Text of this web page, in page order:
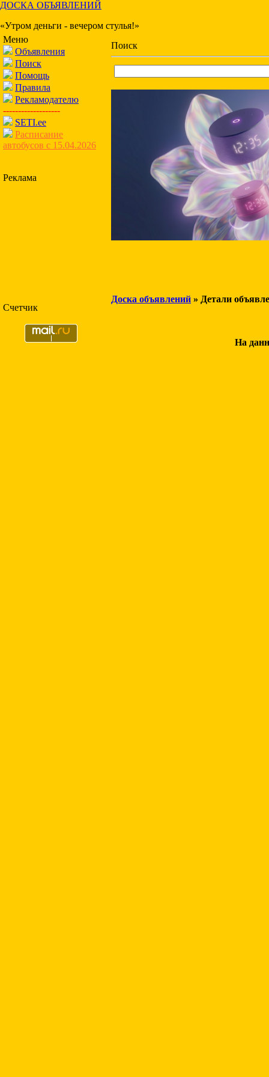
ДОСКА ОБЪЯВЛЕНИЙ
«Утром деньги - вечером стулья!»
Меню
Объявления
Поиск
Помощь
Правила
Рекламодателю
-------------------
SETI.ee
Расписание
автобусов с 15.04.2026
Реклама
Счетчик
Поиск
Доска объявлений » Детали
На